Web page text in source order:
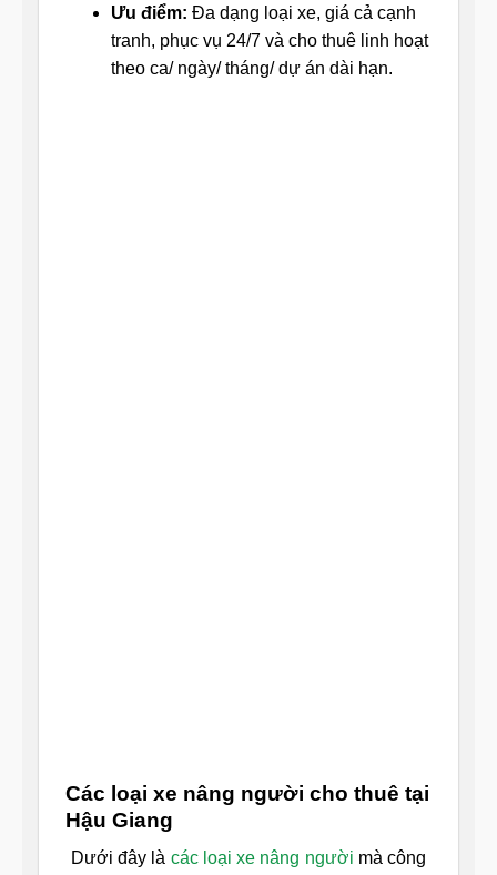
Ưu điểm: Đa dạng loại xe, giá cả cạnh
tranh, phục vụ 24/7 và cho thuê linh hoạt
theo ca/ ngày/ tháng/ dự án dài hạn.
Các loại xe nâng người cho thuê tại
Hậu Giang
Dưới đây là các loại xe nâng người mà công